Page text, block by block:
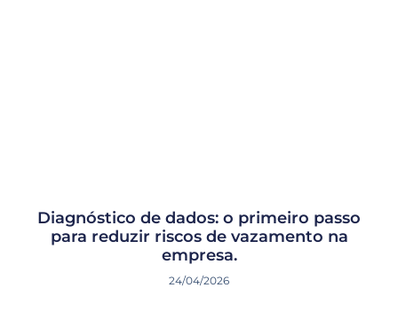
Diagnóstico de dados: o primeiro passo
para reduzir riscos de vazamento na
empresa.
24/04/2026